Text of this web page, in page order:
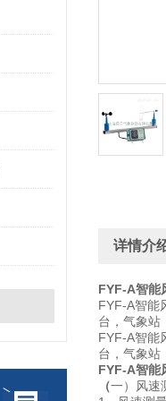
详情介
FYF-A智能
FYF-A智能
台，气象站
FYF-A智能
台，气象站
FYF-A智能
（一）风速